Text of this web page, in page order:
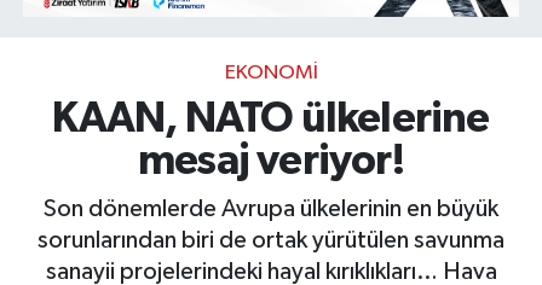
EKONOMI
KAAN, NATO ülkelerine
mesaj veriyor!
Son dönemlerde Avrupa ülkelerinin en büyük
sorunlarından biri de ortak yürütülen savunma
sanayii projelerindeki hayal kırıklıkları… Hava
Bitcoin
Şirket Haberleri
Borsa Gundem